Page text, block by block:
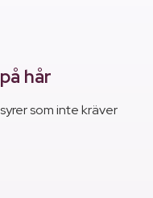
hår
som inte kräver